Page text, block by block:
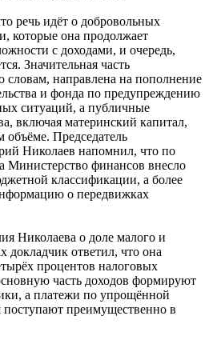
речь идёт о добровольных
которые она продолжает
с доходами, и очередь,
Значительная часть
словам, направлена на пополнение
и фонда по предупреждению
ситуаций, а публичные
включая материнский капитал,
Председатель
Николаев напомнил, что по
Министерство финансов внесло
классификации, а более
о передвижках
Николаева о доле малого и
докладчик ответил, что она
процентов налоговых
часть доходов формируют
а платежи по упрощённой
поступают преимущественно в